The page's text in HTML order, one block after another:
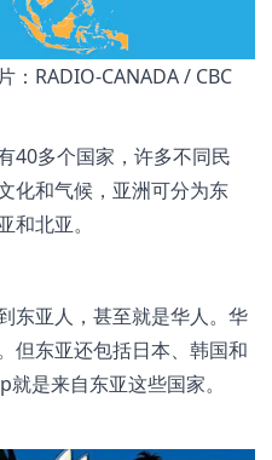
：RADIO-CANADA / CBC
40多个国家，许多不同民
化和气候，亚洲可分为东
北亚。
东亚人，甚至就是华人。华
但东亚还包括日本、韩国和
是来自东亚这些国家。